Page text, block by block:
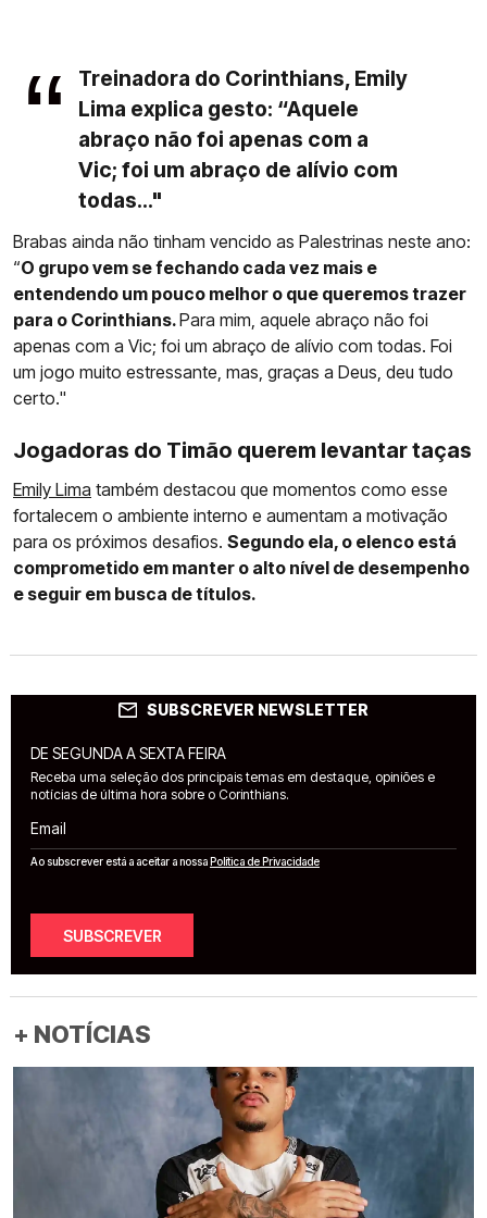
Treinadora do Corinthians, Emily
Lima explica gesto: “Aquele
abraço não foi apenas com a
Vic; foi um abraço de alívio com
todas..."
Brabas ainda não tinham vencido as Palestrinas neste ano:
“O grupo vem se fechando cada vez mais e
entendendo um pouco melhor o que queremos trazer
para o Corinthians.Para mim, aquele abraço não foi
apenas com a Vic; foi um abraço de alívio com todas. Foi
um jogo muito estressante, mas, graças a Deus, deu tudo
certo."
Jogadoras do Timão querem levantar taças
Emily Lima também destacou que momentos como esse
fortalecem o ambiente interno e aumentam a motivação
para os próximos desafios. Segundo ela, o elenco está
comprometido em manter o alto nível de desempenho
e seguir em busca de títulos.
SUBSCREVER NEWSLETTER
DE SEGUNDA A SEXTA FEIRA
Receba uma seleção dos principais temas em destaque, opiniões e
notícias de última hora sobre o Corinthians.
Email
Ao subscrever está a aceitar a nossaPolítica de Privacidade
SUBSCREVER
+ NOTÍCIAS